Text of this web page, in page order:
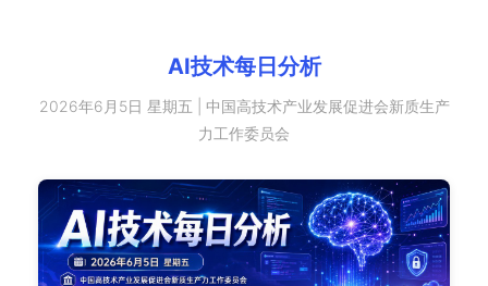
AI技术每日分析
2026年6月5日 星期五 | 中国高技术产业发展促进会新质生产
力工作委员会